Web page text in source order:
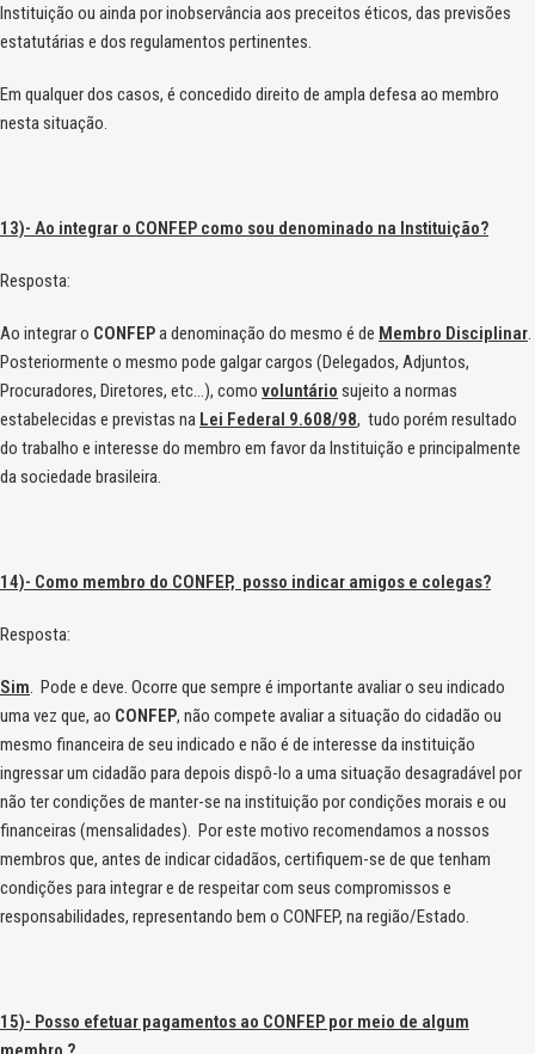
Instituição ou ainda por inobservância aos preceitos éticos, das previsões
estatutárias e dos regulamentos pertinentes.
Em qualquer dos casos, é concedido direito de ampla defesa ao membro
nesta situação.
13)- Ao integrar o CONFEP como sou denominado na Instituição?
Resposta:
Ao integrar o CONFEPa denominação do mesmo é de Membro Disciplinar.
Posteriormente o mesmo pode galgar cargos (Delegados, Adjuntos,
Procuradores, Diretores, etc…), como voluntário sujeito a normas
estabelecidas e previstas na Lei Federal 9.608/98, tudo porém resultado
do trabalho e interesse do membro em favor da Instituição e principalmente
da sociedade brasileira.
14)- Como membro do CONFEP, posso indicar amigos e colegas?
Resposta:
Sim. Pode e deve. Ocorre que sempre é importante avaliar o seu indicado
uma vez que, ao CONFEP, não compete avaliar a situação do cidadão ou
mesmo financeira de seu indicado e não é de interesse da instituição
ingressar um cidadão para depois dispô-lo a uma situação desagradável por
não ter condições de manter-se na instituição por condições morais e ou
financeiras (mensalidades). Por este motivo recomendamos a nossos
membros que, antes de indicar cidadãos, certifiquem-se de que tenham
condições para integrar e de respeitar com seus compromissos e
responsabilidades, representando bem o CONFEP, na região/Estado.
15)- Posso efetuar pagamentos ao CONFEP por meio de algum